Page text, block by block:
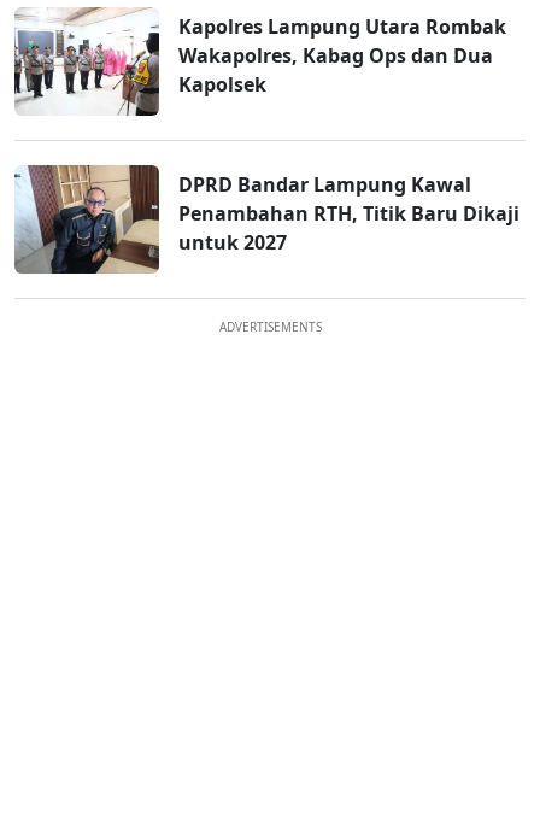
Kapolres Lampung Utara Rombak
Wakapolres, Kabag Ops dan Dua
Kapolsek
DPRD Bandar Lampung Kawal
Penambahan RTH, Titik Baru Dikaji
untuk 2027
ADVERTISEMENTS